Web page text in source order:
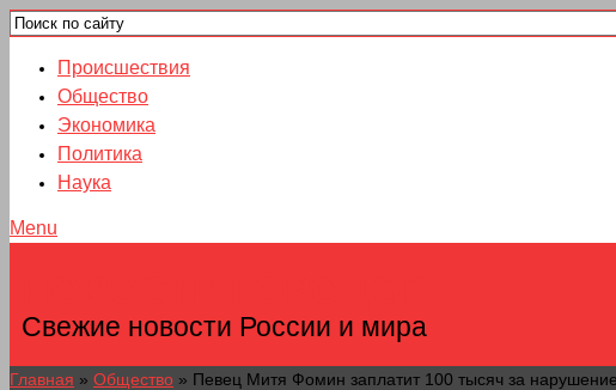
Происшествия
Общество
Экономика
Политика
Наука
Menu
Свежие новости России и мира
Главная » Общество » Певец Митя Фомин заплатит 100 тысяч за